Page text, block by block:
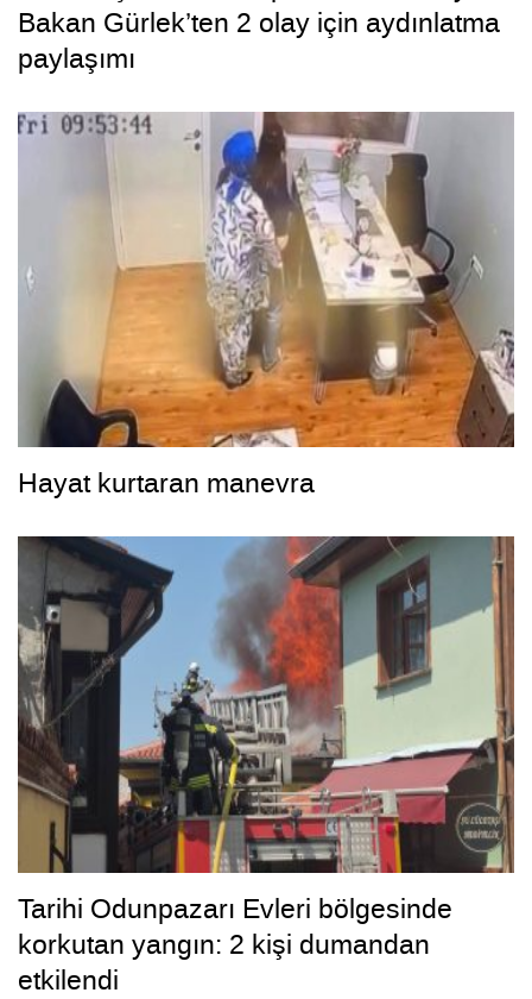
Bakan Gürlek’ten 2 olay için aydınlatma
paylaşımı
Hayat kurtaran manevra
Tarihi Odunpazarı Evleri bölgesinde
korkutan yangın: 2 kişi dumandan
etkilendi